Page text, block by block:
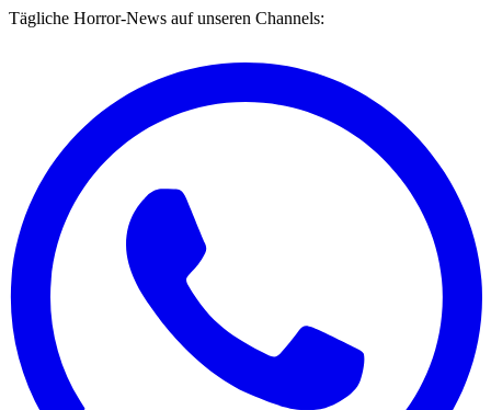
Tägliche Horror-News auf unseren Channels: